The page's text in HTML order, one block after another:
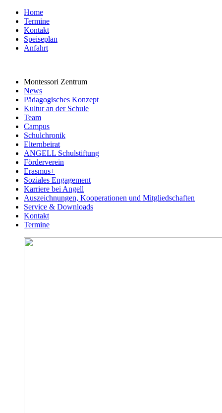
Home
Termine
Kontakt
Speiseplan
Anfahrt
Montessori Zentrum
News
Pädagogisches Konzept
Kultur an der Schule
Team
Campus
Schulchronik
Elternbeirat
ANGELL Schulstiftung
Förderverein
Erasmus+
Soziales Engagement
Karriere bei Angell
Auszeichnungen, Kooperationen und Mitgliedschaften
Service & Downloads
Kontakt
Termine